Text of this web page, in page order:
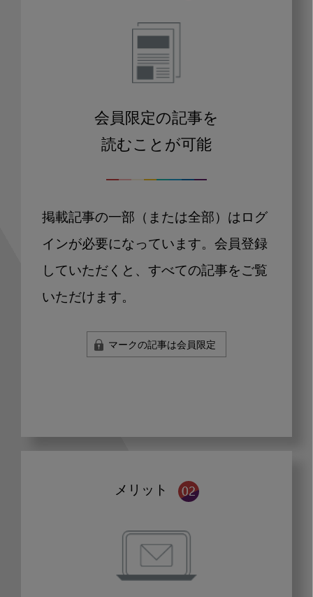
会員限定の記事を
読むことが可能
掲載記事の一部（または全部）はログ
インが必要になっています。会員登録
していただくと、すべての記事をご覧
いただけます。
マークの記事は会員限定
メリット